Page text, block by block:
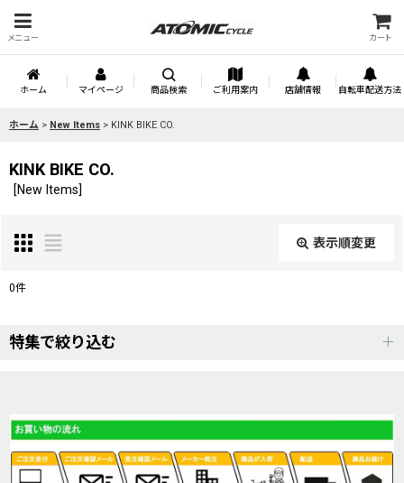
メニュー カート
ホーム マイページ 商品検索 ご利用案内 店舗情報 自転車配送方法
ホーム > New Items > KINK BIKE CO.
KINK BIKE CO.
[New Items]
表示順変更
0件
特集で絞り込む
MONGOOSE(マングース)